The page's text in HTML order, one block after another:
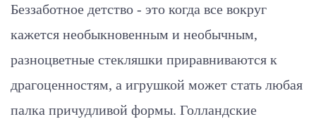
Беззаботное детство - это когда все вокруг
кажется необыкновенным и необычным,
разноцветные стекляшки приравниваются к
драгоценностям, а игрушкой может стать любая
палка причудливой формы. Голландские